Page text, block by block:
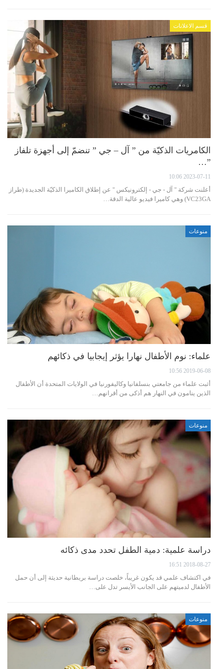
قسم الاعلانات
الكامريات الذكيّة من ” آل – جي ” تنضمّ إلى أجهزة تلفاز
”…
2023-07-11 10:06
أعلنت شركة " آل - جي - إلكترونيكس " عن إطلاق الكاميرا الذكيّة الجديدة (طراز
VC23GA) وهي كاميرا فيديو عالية الدقة…
منوعات
علماء: نوم الأطفال نهارا يؤثر إيجابيا في ذكائهم
2019-06-08 10:56
أثبت علماء من جامعتي بنسلفانيا وكاليفورنيا في الولايات المتحدة أن الأطفال
الذين ينامون في النهار هم أذكى من أقرانهم…
منوعات
دراسة علمية: دمية الطفل تحدد مدى ذكائه
2018-08-27 16:51
في اكتشاف علمي قد يكون غريباً، خلصت دراسة بريطانية حديثة إلى أن حمل
الأطفال لدميتهم على الجانب الأيسر تدل على…
منوعات